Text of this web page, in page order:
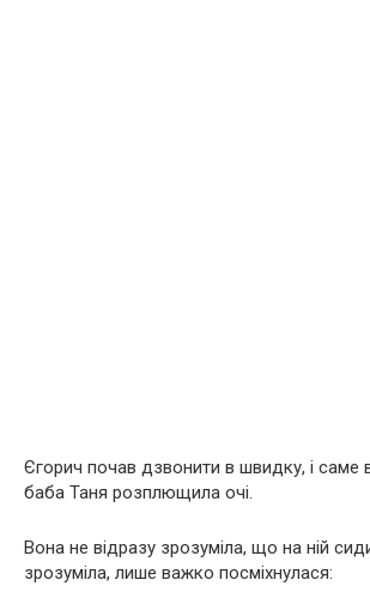
Єгорич почав дзвонити в швидку, і саме
баба Таня розплющила очі.
Вона не відразу зрозуміла, що на ній
зрозуміла, лише важко посміхнулася: